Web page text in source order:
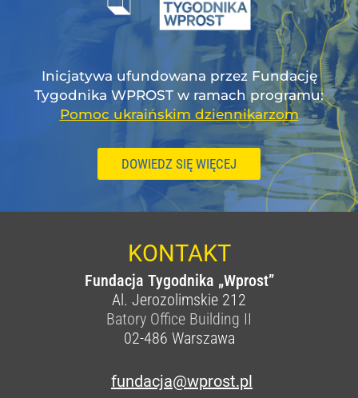
Inicjatywa ufundowana przez Fundację
Tygodnika WPROST w ramach programu:
Pomoc ukraińskim dziennikarzom
DOWIEDZ SIĘ WIĘCEJ
KONTAKT
Fundacja Tygodnika „Wprost”
Al. Jerozolimskie 212
Batory Office Building II
02-486 Warszawa
fundacja@wprost.pl